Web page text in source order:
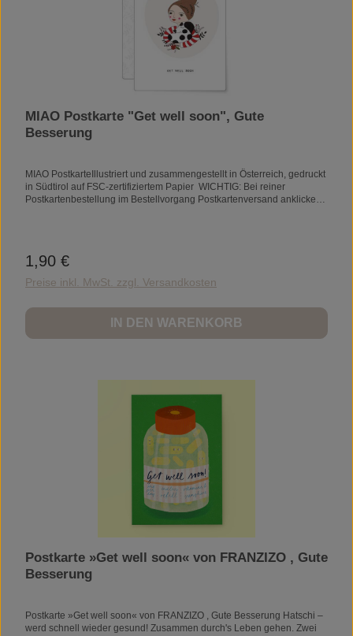
MIAO Postkarte "Get well soon", Gute
Besserung
MIAO PostkarteIllustriert und zusammengestellt in Österreich, gedruckt
in Südtirol auf FSC-zertifiziertem Papier WICHTIG: Bei reiner
Postkartenbestellung im Bestellvorgang Postkartenversand anklicken
Regulärer Preis:
1,90 €
Preise inkl. MwSt. zzgl. Versandkosten
IN DEN WARENKORB
Postkarte »Get well soon« von FRANZIZO , Gute
Besserung
Postkarte »Get well soon« von FRANZIZO , Gute Besserung Hatschi –
werd schnell wieder gesund! Zusammen durch's Leben gehen. Zwei